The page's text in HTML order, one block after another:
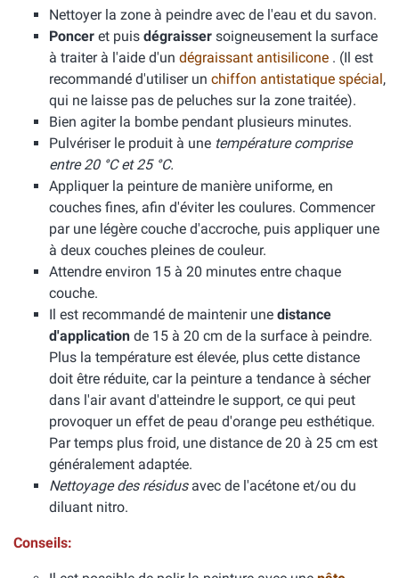
Nettoyer la zone à peindre avec de l'eau et du savon.
Poncer et puis dégraisser soigneusement la surface
à traiter à l'aide d'un dégraissant antisilicone . (Il est
recommandé d'utiliser un chiffon antistatique spécial,
qui ne laisse pas de peluches sur la zone traitée).
Bien agiter la bombe pendant plusieurs minutes.
Pulvériser le produit à une température comprise
entre 20 °C et 25 °C.
Appliquer la peinture de manière uniforme, en
couches fines, afin d'éviter les coulures. Commencer
par une légère couche d'accroche, puis appliquer une
à deux couches pleines de couleur.
Attendre environ 15 à 20 minutes entre chaque
couche.
Il est recommandé de maintenir une distance
d'application de 15 à 20 cm de la surface à peindre.
Plus la température est élevée, plus cette distance
doit être réduite, car la peinture a tendance à sécher
dans l'air avant d'atteindre le support, ce qui peut
provoquer un effet de peau d'orange peu esthétique.
Par temps plus froid, une distance de 20 à 25 cm est
généralement adaptée.
Nettoyage des résidusavec de l'acétone et/ou du
diluant nitro.
Conseils: